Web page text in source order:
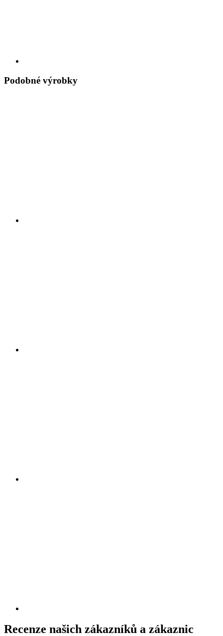
Podobné výrobky
Recenze našich zákazníků a zákaznic